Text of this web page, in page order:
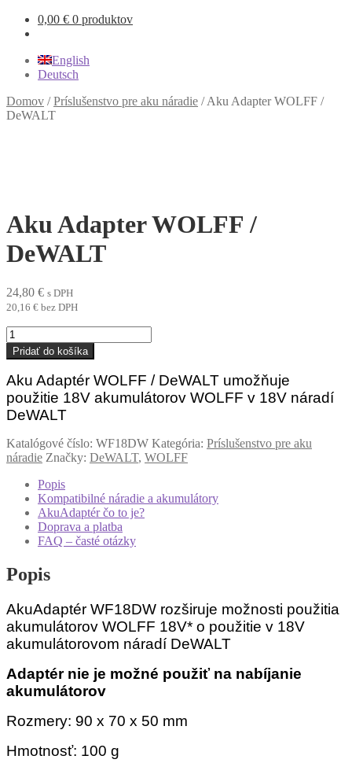
0,00 € 0 produktov
English
Deutsch
Domov /Príslušenstvo pre aku náradie /Aku Adapter WOLFF /
DeWALT
Aku Adapter WOLFF /
DeWALT
24,80 € s DPH
20,16 € bez DPH
množstvo
Aku
Adapter
WOLFF
/
DeWALT
Pridať do košíka
Aku Adaptér WOLFF / DeWALT umožňuje
použitie 18V akumulátorov WOLFF v 18V náradí
DeWALT
Katalógové číslo: WF18DW Kategória: Príslušenstvo pre aku
náradie Značky: DeWALT, WOLFF
Popis
Kompatibilné náradie a akumulátory
AkuAdaptér čo to je?
Doprava a platba
FAQ – časté otázky
Popis
AkuAdaptér WF18DW rozširuje možnosti použitia
akumulátorov WOLFF 18V* o použitie v 18V
akumulátorovom náradí DeWALT
Adaptér nie je možné použiť na nabíjanie
akumulátorov
Rozmery: 90 x 70 x 50 mm
Hmotnosť: 100 g